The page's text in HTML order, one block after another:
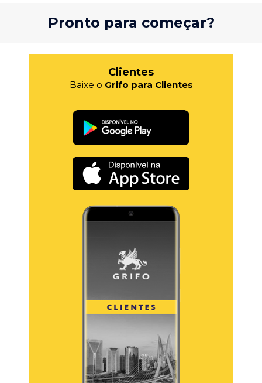
Pronto para começar?
Clientes
Baixe o Grifo para Clientes